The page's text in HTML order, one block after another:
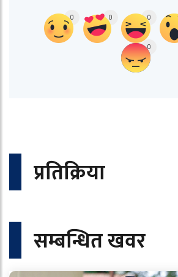
0 0 0
0
प्रतिक्रिया
सम्बन्धित खवर